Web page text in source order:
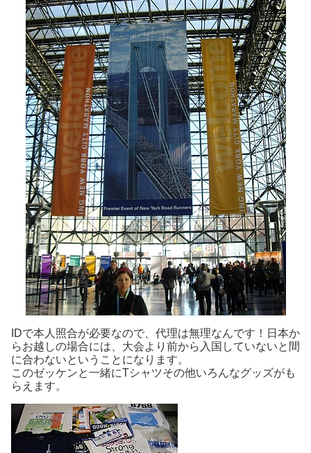
IDで本人照合が必要なので、代理は無理なんです！日本か
らお越しの場合には、大会より前から入国していないと間
に合わないということになります。
このゼッケンと一緒にTシャツその他いろんなグッズがも
らえます。